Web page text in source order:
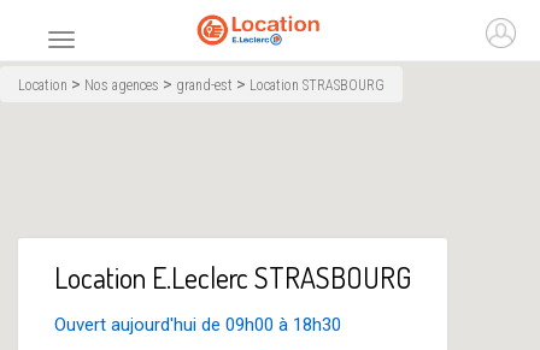
Menu principal
Accueil
Location > Nos agences > grand-est > Location STRASBOURG
Location E.Leclerc STRASBOURG
Ouvert aujourd'hui de 09h00 à 18h30